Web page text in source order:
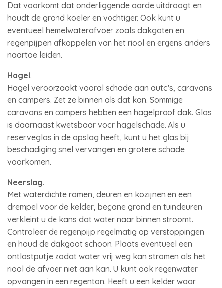
Dat voorkomt dat onderliggende aarde uitdroogt en
houdt de grond koeler en vochtiger. Ook kunt u
eventueel hemelwaterafvoer zoals dakgoten en
regenpijpen afkoppelen van het riool en ergens anders
naartoe leiden.
Hagel.
Hagel veroorzaakt vooral schade aan auto's, caravans
en campers. Zet ze binnen als dat kan. Sommige
caravans en campers hebben een hagelproof dak. Glas
is daarnaast kwetsbaar voor hagelschade. Als u
reserveglas in de opslag heeft, kunt u het glas bij
beschadiging snel vervangen en grotere schade
voorkomen.
Neerslag.
Met waterdichte ramen, deuren en kozijnen en een
drempel voor de kelder, begane grond en tuindeuren
verkleint u de kans dat water naar binnen stroomt.
Controleer de regenpijp regelmatig op verstoppingen
en houd de dakgoot schoon. Plaats eventueel een
ontlastputje zodat water vrij weg kan stromen als het
riool de afvoer niet aan kan. U kunt ook regenwater
opvangen in een regenton. Heeft u een kelder waar